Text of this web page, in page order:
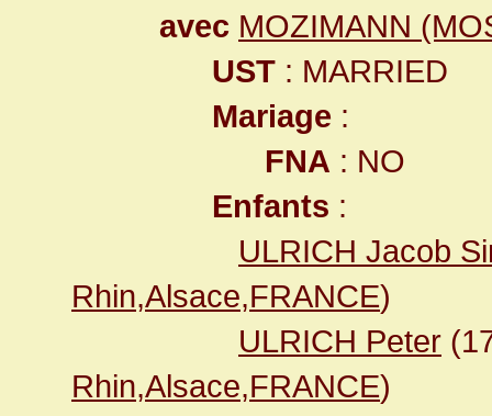
avec MOZIMANN
UST : MARRIED
Mariage :
FNA : NO
Enfants :
ULRICH Jacob
Rhin,Alsace,FRANCE)
ULRICH Peter
Rhin,Alsace,FRANCE)